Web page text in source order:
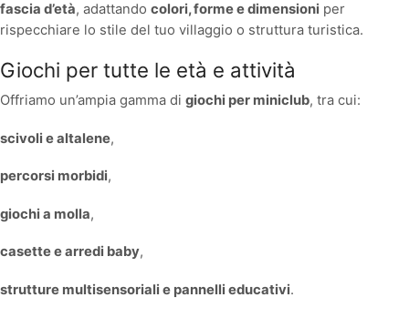
fascia d’età, adattando colori, forme e dimensioni per
rispecchiare lo stile del tuo villaggio o struttura turistica.
Giochi per tutte le età e attività
Offriamo un’ampia gamma di giochi per miniclub, tra cui:
scivoli e altalene,
percorsi morbidi,
giochi a molla,
casette e arredi baby,
strutture multisensoriali e pannelli educativi.